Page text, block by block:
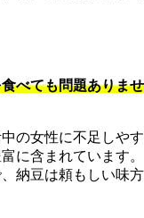
べても問題ありませ
の女性に不足しやす
に含まれています。
納豆は頼もしい味方